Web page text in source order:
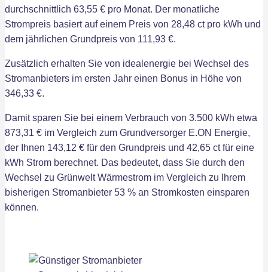
durchschnittlich 63,55 € pro Monat. Der monatliche
Strompreis basiert auf einem Preis von 28,48 ct pro kWh und
dem jährlichen Grundpreis von 111,93 €.
Zusätzlich erhalten Sie von idealenergie bei Wechsel des
Stromanbieters im ersten Jahr einen Bonus in Höhe von
346,33 €.
Damit sparen Sie bei einem Verbrauch von 3.500 kWh etwa
873,31 € im Vergleich zum Grundversorger E.ON Energie,
der Ihnen 143,12 € für den Grundpreis und 42,65 ct für eine
kWh Strom berechnet. Das bedeutet, dass Sie durch den
Wechsel zu Grünwelt Wärmestrom im Vergleich zu Ihrem
bisherigen Stromanbieter 53 % an Stromkosten einsparen
können.